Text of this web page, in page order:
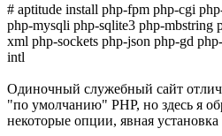
# aptitude install php-fpm php-cgi
php-mysqli php-sqlite3 php-mbstring
xml php-sockets php-json php-gd
intl
Одиночный служебный сайт
"по умолчанию" PHP, но здесь я
некоторые опции, явная установка